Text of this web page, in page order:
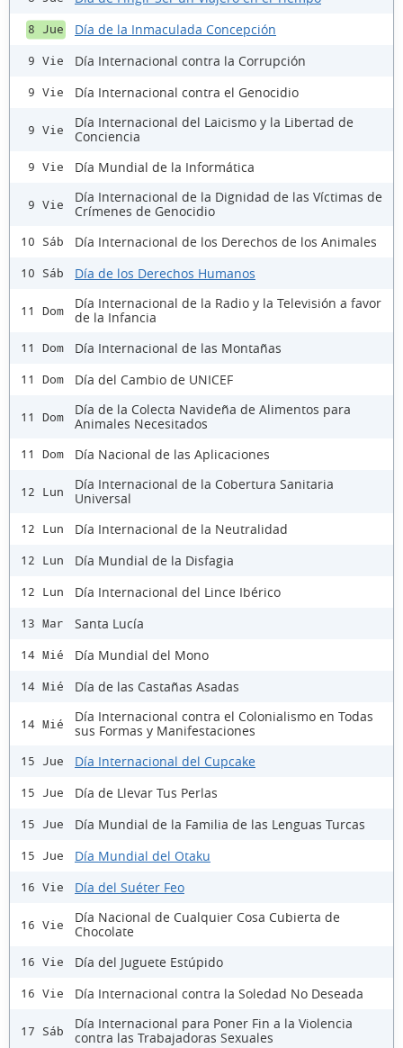
8 Jue Día de la Inmaculada Concepción
9 Vie Día Internacional contra la Corrupción
9 Vie Día Internacional contra el Genocidio
9 Vie
Día Internacional del Laicismo y la Libertad de
Conciencia
9 Vie Día Mundial de la Informática
9 Vie
Día Internacional de la Dignidad de las Víctimas de
Crímenes de Genocidio
10 Sáb Día Internacional de los Derechos de los Animales
10 Sáb Día de los Derechos Humanos
11 Dom
Día Internacional de la Radio y la Televisión a favor
de la Infancia
11 Dom Día Internacional de las Montañas
11 Dom Día del Cambio de UNICEF
11 Dom
Día de la Colecta Navideña de Alimentos para
Animales Necesitados
11 Dom Día Nacional de las Aplicaciones
12 Lun
Día Internacional de la Cobertura Sanitaria
Universal
12 Lun Día Internacional de la Neutralidad
12 Lun Día Mundial de la Disfagia
12 Lun Día Internacional del Lince Ibérico
13 Mar Santa Lucía
14 Mié Día Mundial del Mono
14 Mié Día de las Castañas Asadas
14 Mié
Día Internacional contra el Colonialismo en Todas
sus Formas y Manifestaciones
15 Jue Día Internacional del Cupcake
15 Jue Día de Llevar Tus Perlas
15 Jue Día Mundial de la Familia de las Lenguas Turcas
15 Jue Día Mundial del Otaku
16 Vie Día del Suéter Feo
16 Vie
Día Nacional de Cualquier Cosa Cubierta de
Chocolate
16 Vie Día del Juguete Estúpido
16 Vie Día Internacional contra la Soledad No Deseada
17 Sáb
Día Internacional para Poner Fin a la Violencia
contra las Trabajadoras Sexuales